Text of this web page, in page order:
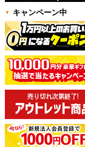
キャンペーン中